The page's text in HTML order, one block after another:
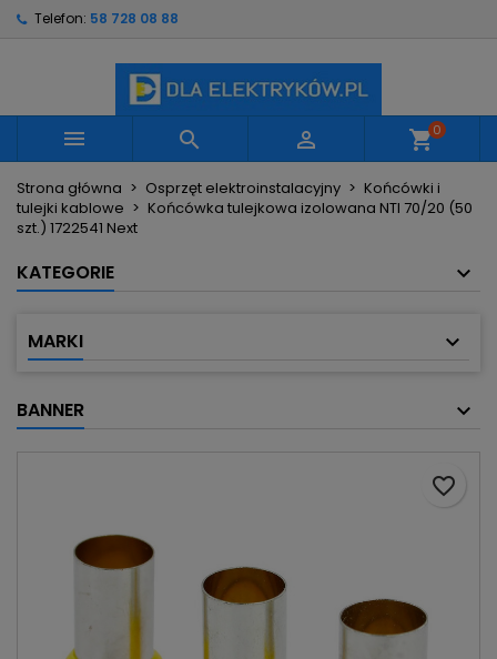
Telefon: 58 728 08 88
   shopping_cart0
Strona główna Osprzęt elektroinstalacyjny
Końcówki i
tulejki kablowe
Końcówka tulejkowa izolowana NTI 70/20 (50
szt.) 1722541 Next
KATEGORIE
MARKI
BANNER
favorite_border
Utwórz nową listę
Nazwa listy życzeń
Anuluj Utwórz listę życzeń
Musisz być zalogowany by zapisać produkty na
swojej liście życzeń.
Anuluj Zaloguj się